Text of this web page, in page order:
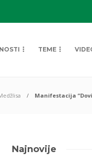
TEME
Manifestacija
Najnovije